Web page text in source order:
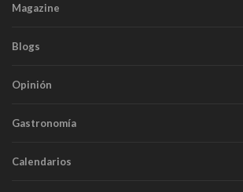
Magazine
Blogs
Opinión
Gastronomía
Calendarios